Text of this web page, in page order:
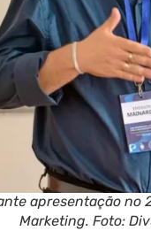
apresentação
Marketing. Foto: